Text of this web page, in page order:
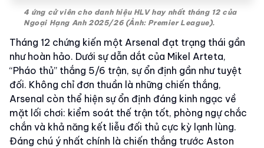
4 ứng cử viên cho danh hiệu HLV hay nhất tháng 12 của
Ngoại Hạng Anh 2025/26 (Ảnh: Premier League).
Tháng 12 chứng kiến một Arsenal đạt trạng thái gần
như hoàn hảo. Dưới sự dẫn dắt của Mikel Arteta,
“Pháo thủ” thắng 5/6 trận, sự ổn định gần như tuyệt
đối. Không chỉ đơn thuần là những chiến thắng,
Arsenal còn thể hiện sự ổn định đáng kinh ngạc về
mặt lối chơi: kiểm soát thế trận tốt, phòng ngự chắc
chắn và khả năng kết liễu đối thủ cực kỳ lạnh lùng.
Đáng chú ý nhất chính là chiến thắng trước Aston